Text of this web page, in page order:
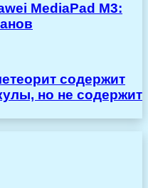
MediaPad M3:
содержит
но не содержит